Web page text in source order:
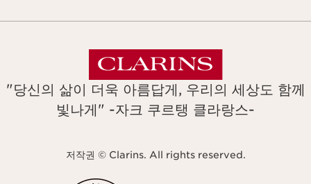
"당신의 삶이 더욱 아름답게, 우리의 세상도 함께
빛나게" -자크 쿠르탱 클라랑스-
저작권 © Clarins. All rights reserved.